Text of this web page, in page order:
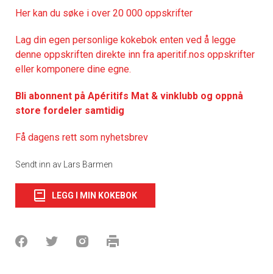
Her kan du søke i over 20 000 oppskrifter
Lag din egen personlige kokebok enten ved å legge
denne oppskriften direkte inn fra aperitif.nos oppskrifter
eller komponere dine egne.
Bli abonnent på Apéritifs Mat & vinklubb og oppnå
store fordeler samtidig
Få dagens rett som nyhetsbrev
Sendt inn av Lars Barmen
LEGG I MIN KOKEBOK